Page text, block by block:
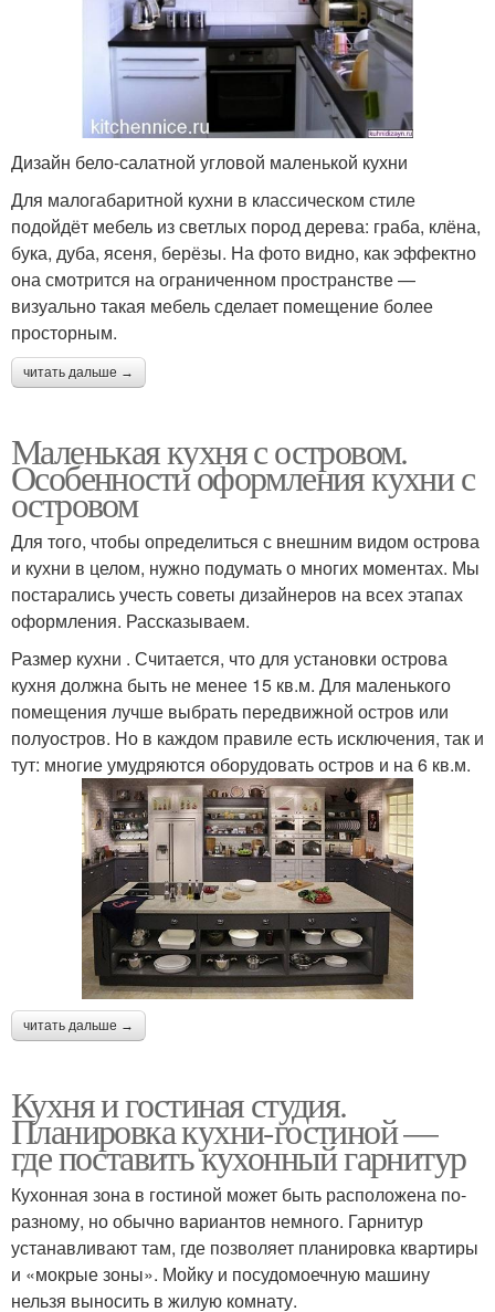
Дизайн бело-салатной угловой маленькой кухни
Для малогабаритной кухни в классическом стиле
подойдёт мебель из светлых пород дерева: граба, клёна,
бука, дуба, ясеня, берёзы. На фото видно, как эффектно
она смотрится на ограниченном пространстве —
визуально такая мебель сделает помещение более
просторным.
читать дальше →
Маленькая кухня с островом.
Особенности оформления кухни с
островом
Для того, чтобы определиться с внешним видом острова
и кухни в целом, нужно подумать о многих моментах. Мы
постарались учесть советы дизайнеров на всех этапах
оформления. Рассказываем.
Размер кухни . Считается, что для установки острова
кухня должна быть не менее 15 кв.м. Для маленького
помещения лучше выбрать передвижной остров или
полуостров. Но в каждом правиле есть исключения, так и
тут: многие умудряются оборудовать остров и на 6 кв.м.
читать дальше →
Кухня и гостиная студия.
Планировка кухни-гостиной —
где поставить кухонный гарнитур
Кухонная зона в гостиной может быть расположена по-
разному, но обычно вариантов немного. Гарнитур
устанавливают там, где позволяет планировка квартиры
и «мокрые зоны». Мойку и посудомоечную машину
нельзя выносить в жилую комнату.